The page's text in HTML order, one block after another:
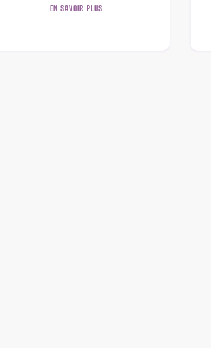
EN SAVOIR PLUS